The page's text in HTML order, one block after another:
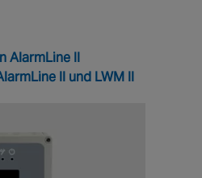
AlarmLine II
II und LWM II